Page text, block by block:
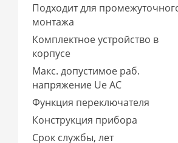
Подходит для
монтажа
Комплектное устройство в
корпусе
Макс. допустимое раб.
напряжение Ue AC
Функция переключателя
Конструкция прибора
Срок службы, лет